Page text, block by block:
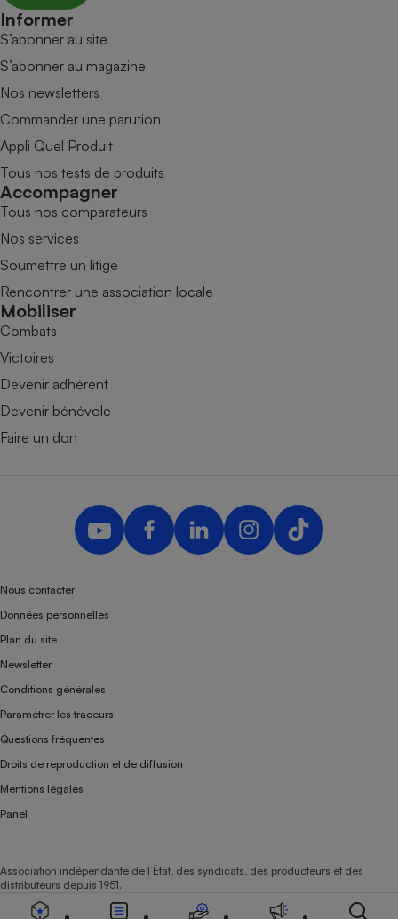
Informer
S’abonner au site
S’abonner au magazine
Nos newsletters
Commander une parution
Appli Quel Produit
Tous nos tests de produits
Accompagner
Tous nos comparateurs
Nos services
Soumettre un litige
Rencontrer une association locale
Mobiliser
Combats
Victoires
Devenir adhérent
Devenir bénévole
Faire un don
Nous contacter
Données personnelles
Plan du site
Newsletter
Conditions générales
Paramétrer les traceurs
Questions fréquentes
Droits de reproduction et de diffusion
Mentions légales
Panel
Association indépendante de l’État, des syndicats, des producteurs et des
distributeurs depuis 1951.